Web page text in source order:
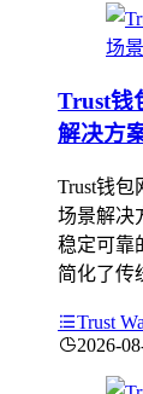
Trust钱
解决方
Trust钱
场景解决
稳定可靠
简化了传
Trust
2026-